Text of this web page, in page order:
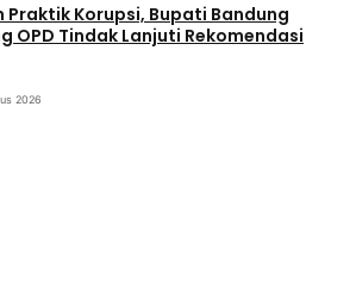
Praktik Korupsi, Bupati Bandung
OPD Tindak Lanjuti Rekomendasi
2026